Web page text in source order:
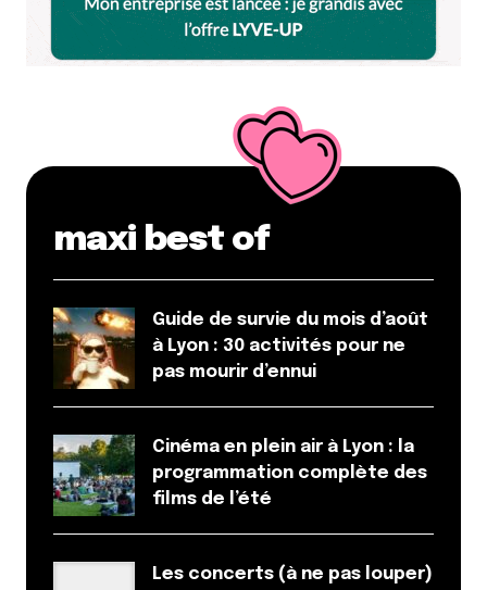
maxi best of
Guide de survie du mois d’août
à Lyon : 30 activités pour ne
pas mourir d’ennui
Cinéma en plein air à Lyon : la
programmation complète des
films de l’été
Les concerts (à ne pas louper)